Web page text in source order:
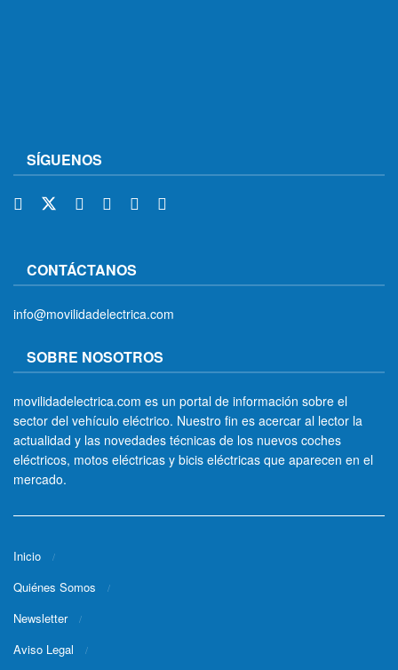
SÍGUENOS
CONTÁCTANOS
info@movilidadelectrica.com
SOBRE NOSOTROS
movilidadelectrica.com es un portal de información sobre el
sector del vehículo eléctrico. Nuestro fin es acercar al lector la
actualidad y las novedades técnicas de los nuevos coches
eléctricos, motos eléctricas y bicis eléctricas que aparecen en el
mercado.
Inicio
Quiénes Somos
Newsletter
Aviso Legal